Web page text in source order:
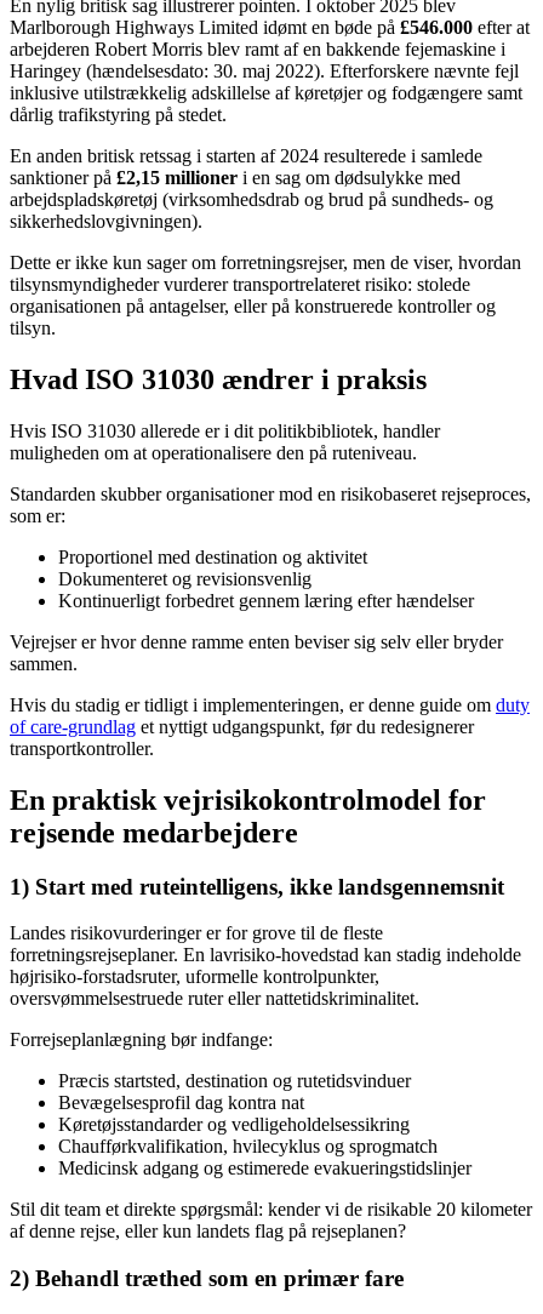
En nylig britisk sag illustrerer pointen. I oktober 2025 blev
Marlborough Highways Limited idømt en bøde på £546.000 efter at
arbejderen Robert Morris blev ramt af en bakkende fejemaskine i
Haringey (hændelsesdato: 30. maj 2022). Efterforskere nævnte fejl
inklusive utilstrækkelig adskillelse af køretøjer og fodgængere samt
dårlig trafikstyring på stedet.
En anden britisk retssag i starten af 2024 resulterede i samlede
sanktioner på £2,15 millioner i en sag om dødsulykke med
arbejdspladskøretøj (virksomhedsdrab og brud på sundheds- og
sikkerhedslovgivningen).
Dette er ikke kun sager om forretningsrejser, men de viser, hvordan
tilsynsmyndigheder vurderer transportrelateret risiko: stolede
organisationen på antagelser, eller på konstruerede kontroller og
tilsyn.
Hvad ISO 31030 ændrer i praksis
Hvis ISO 31030 allerede er i dit politikbibliotek, handler
muligheden om at operationalisere den på ruteniveau.
Standarden skubber organisationer mod en risikobaseret rejseproces,
som er:
Proportionel med destination og aktivitet
Dokumenteret og revisionsvenlig
Kontinuerligt forbedret gennem læring efter hændelser
Vejrejser er hvor denne ramme enten beviser sig selv eller bryder
sammen.
Hvis du stadig er tidligt i implementeringen, er denne guide om duty
of care-grundlag et nyttigt udgangspunkt, før du redesignerer
transportkontroller.
En praktisk vejrisikokontrolmodel for
rejsende medarbejdere
1) Start med ruteintelligens, ikke landsgennemsnit
Landes risikovurderinger er for grove til de fleste
forretningsrejseplaner. En lavrisiko-hovedstad kan stadig indeholde
højrisiko-forstadsruter, uformelle kontrolpunkter,
oversvømmelsestruede ruter eller nattetidskriminalitet.
Forrejseplanlægning bør indfange:
Præcis startsted, destination og rutetidsvinduer
Bevægelsesprofil dag kontra nat
Køretøjsstandarder og vedligeholdelsessikring
Chaufførkvalifikation, hvilecyklus og sprogmatch
Medicinsk adgang og estimerede evakueringstidslinjer
Stil dit team et direkte spørgsmål: kender vi de risikable 20 kilometer
af denne rejse, eller kun landets flag på rejseplanen?
2) Behandl træthed som en primær fare